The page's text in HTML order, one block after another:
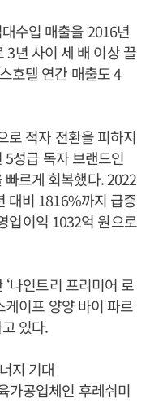
수입 매출을 2016년
3년 사이 세 배 이상 끌
호텔 연간 매출도 4
로 적자 전환을 피하지
성급 독자 브랜드인
르게 회복했다. 2022
대비 1816%까지 급증
업이익 1032억 원으로
나인트리 프리미어 로
케이프 양양 바이 파르
있다.
지 기대
가공업체인 후레쉬미